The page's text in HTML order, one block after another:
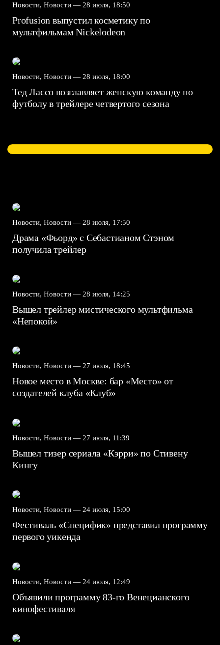
Новости, Новости — 28 июля, 18:50
Profusion выпустил косметику по
мультфильмам Nickelodeon
Новости, Новости — 28 июля, 18:00
Тед Лассо возглавляет женскую команду по
футболу в трейлере четвертого сезона
Новости, Новости — 28 июля, 17:50
Драма «Фьорд» с Себастианом Стэном
получила трейлер
Новости, Новости — 28 июля, 14:25
Вышел трейлер мистического мультфильма
«Непокой»
Новости, Новости — 27 июля, 18:45
Новое место в Москве: бар «Место» от
создателей клуба «Клуб»
Новости, Новости — 27 июля, 11:39
Вышел тизер сериала «Кэрри» по Стивену
Кингу
Новости, Новости — 24 июля, 15:00
Фестиваль «Специфик» представил программу
первого уикенда
Новости, Новости — 24 июля, 12:49
Объявили программу 83-го Венецианского
кинофестиваля